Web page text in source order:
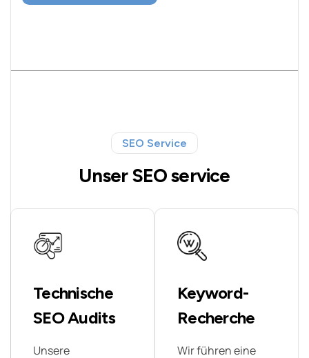
SEO Service
Unser SEO service
Technische
SEO Audits
Unsere
Keyword-
Recherche
Wir führen eine